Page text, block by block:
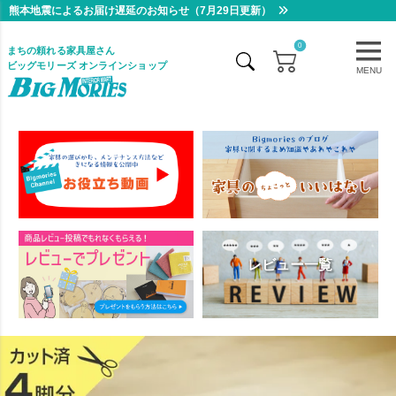
熊本地震によるお届け遅延のお知らせ（7月29日更新）
MENU
まちの頼れる家具屋さん
ビッグモリーズ オンラインショップ
0
レビュー一覧